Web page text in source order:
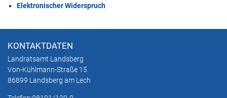
Elektronischer Widerspruch
KONTAKTDATEN
Landratsamt Landsberg
Von-Kühlmann-Straße 15
86899 Landsberg am Lech